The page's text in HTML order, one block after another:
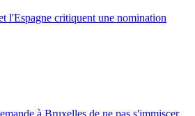
l'Espagne critiquent une nomination